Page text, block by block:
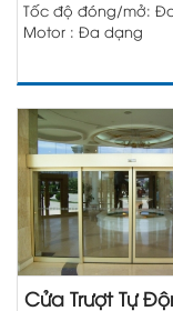
Tốc độ đóng/mở:
Motor : Đa dạng
Cửa Trượt Tự